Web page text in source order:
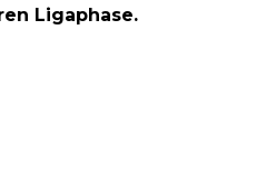
Ligaphase.